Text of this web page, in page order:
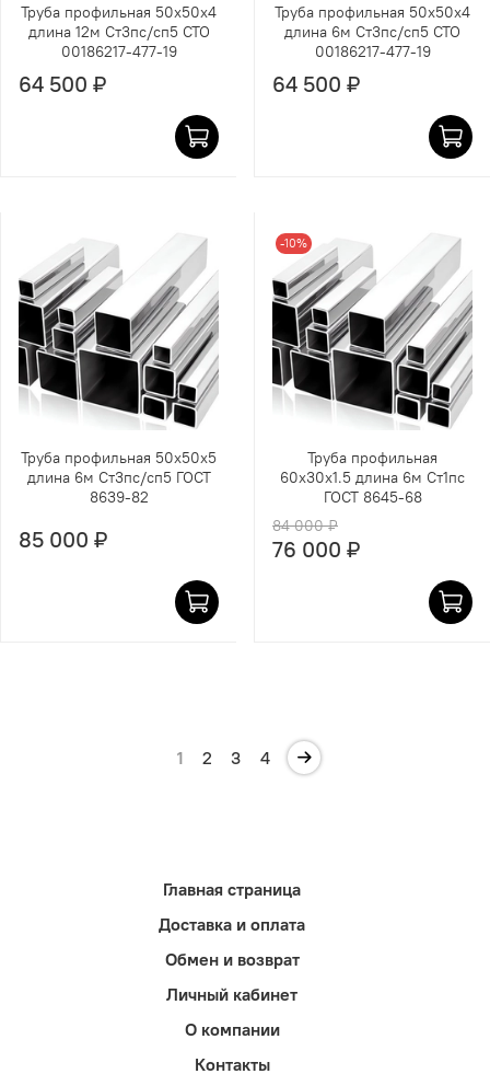
Труба профильная 50х50х4
длина 12м Ст3пс/сп5 СТО
00186217-477-19
64 500 ₽
Труба профильная 50х50х4
длина 6м Ст3пс/сп5 СТО
00186217-477-19
64 500 ₽
Труба профильная 50х50х5
длина 6м Ст3пс/сп5 ГОСТ
8639-82
85 000 ₽
-10%
Труба профильная
60х30х1.5 длина 6м Ст1пс
ГОСТ 8645-68
84 000 ₽
76 000 ₽
1 2 3 4
Главная страница
Доставка и оплата
Обмен и возврат
Личный кабинет
О компании
Контакты